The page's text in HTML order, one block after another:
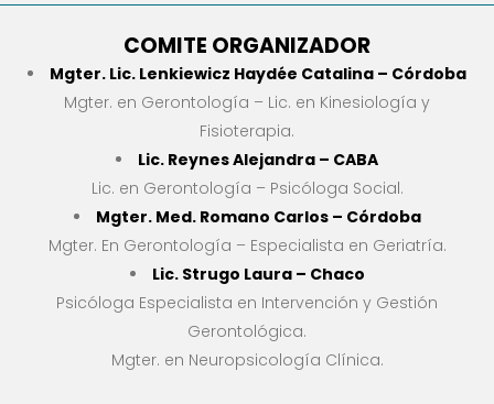
COMITE ORGANIZADOR
Mgter. Lic. Lenkiewicz Haydée Catalina – Córdoba
Mgter. en Gerontología – Lic. en Kinesiología y
Fisioterapia.
Lic. Reynes Alejandra – CABA
Lic. en Gerontología – Psicóloga Social.
Mgter. Med. Romano Carlos – Córdoba
Mgter. En Gerontología – Especialista en Geriatría.
Lic. Strugo Laura – Chaco
Psicóloga Especialista en Intervención y Gestión
Gerontológica.
Mgter. en Neuropsicología Clínica.